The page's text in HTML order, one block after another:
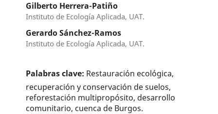
Gilberto Herrera-Patiño
Instituto de Ecología Aplicada, UAT.
Gerardo Sánchez-Ramos
Instituto de Ecología Aplicada, UAT.
Palabras clave: Restauración ecológica,
recuperación y conservación de suelos,
reforestación multipropósito, desarrollo
comunitario, cuenca de Burgos.